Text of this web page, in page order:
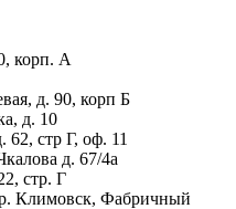
корп. А
д. 90, корп Б
д. 10
62, стр Г, оф. 11
д. 67/4а
стр. Г
Климовск, Фабричный